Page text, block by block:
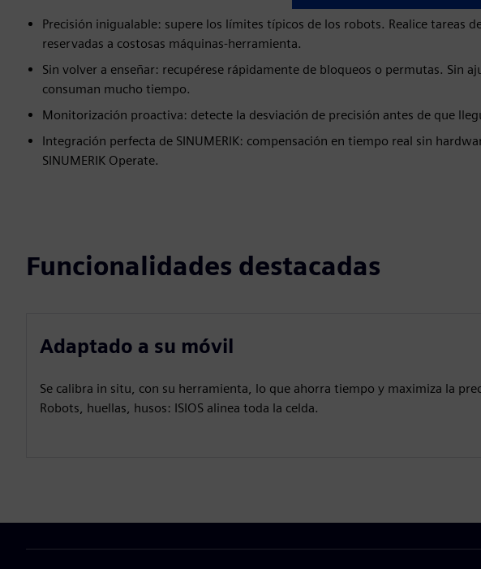
Precisión inigualable: supere los límites típicos de los robots. Realice tareas
reservadas a costosas máquinas-herramienta.
Sin volver a enseñar: recupérese rápidamente de bloqueos o permutas. Sin
consuman mucho tiempo.
Monitorización proactiva: detecte la desviación de precisión antes de que
Integración perfecta de SINUMERIK: compensación en tiempo real sin
SINUMERIK Operate.
Funcionalidades destacadas
Adaptado a su móvil
Se calibra in situ, con su herramienta, lo que ahorra tiempo y maximiza la
Robots, huellas, husos: ISIOS alinea toda la celda.